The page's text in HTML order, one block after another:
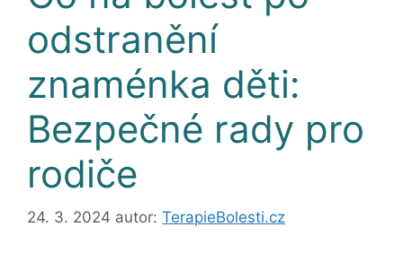
odstranění
znaménka děti:
Bezpečné rady pro
rodiče
24. 3. 2024 autor: TerapieBolesti.cz